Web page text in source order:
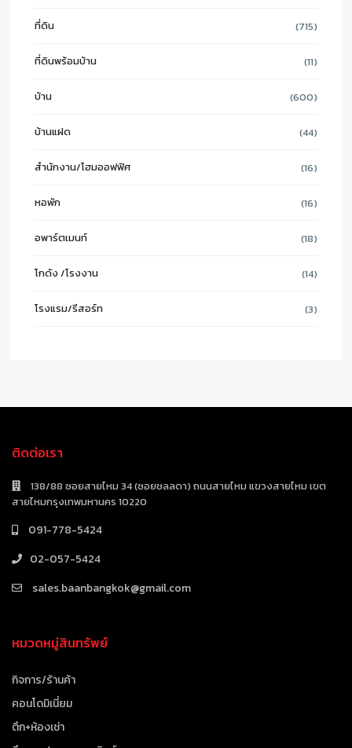
ที่ดิน (715)
ที่ดินพร้อมบ้าน (11)
บ้าน (600)
บ้านแฝด (44)
สำนักงาน/โฮมออฟฟิศ (16)
หอพัก (16)
อพาร์ตเมนท์ (18)
โกดัง /โรงงาน (14)
โรงแรม/รีสอร์ท (3)
ติดต่อเรา
138/88 ซอยสายไหม 34 (ซอยชลลดา) ถนนสายไหม แขวงสายไหม เขต
สายไหมกรุงเทพมหานคร 10220
091-778-5424
02-057-5424
sales.baanbangkok@gmail.com
หมวดหมู่สินทรัพย์
กิจการ/ร้านค้า
คอนโดมิเนี่ยม
ตึก+ห้องเช่า